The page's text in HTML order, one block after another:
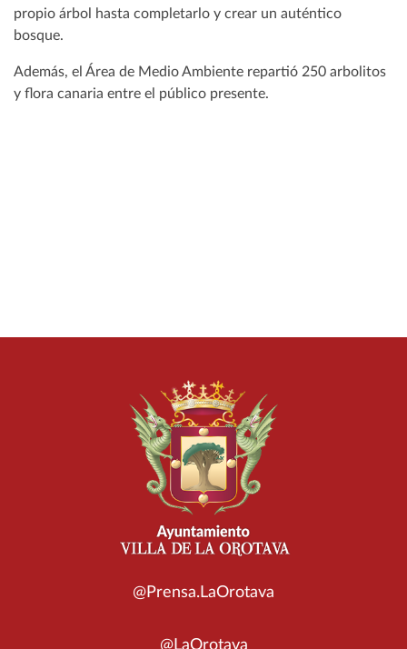
propio árbol hasta completarlo y crear un auténtico
bosque.
Además, el Área de Medio Ambiente repartió 250 arbolitos
y flora canaria entre el público presente.
@Prensa.LaOrotava
@LaOrotava